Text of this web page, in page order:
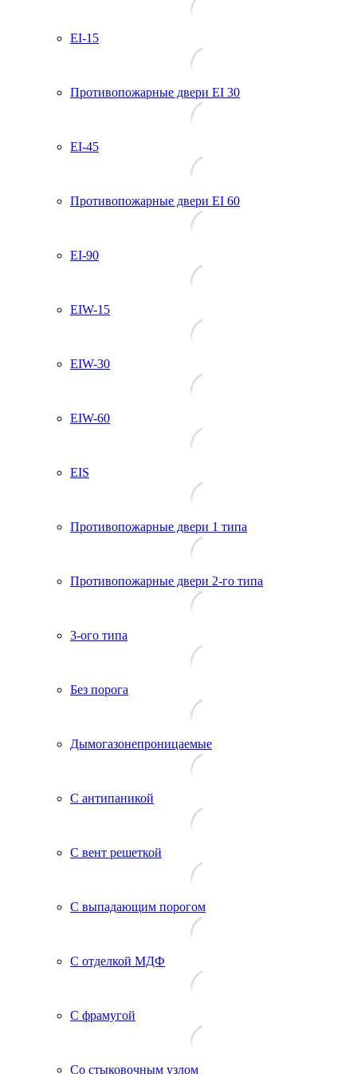
EI-15
Противопожарные двери EI 30
EI-45
Противопожарные двери EI 60
EI-90
EIW-15
EIW-30
EIW-60
EIS
Противопожарные двери 1 типа
Противопожарные двери 2-го типа
3-ого типа
Без порога
Дымогазонепроницаемые
С антипаникой
С вент решеткой
С выпадающим порогом
С отделкой МДФ
С фрамугой
Со стыковочным узлом